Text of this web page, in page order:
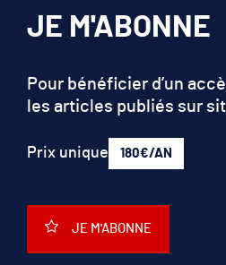
JE M'ABONNE
Pour bénéficier d’un
les articles publiés sur
Prix unique 180€/AN
JE M'ABONNE